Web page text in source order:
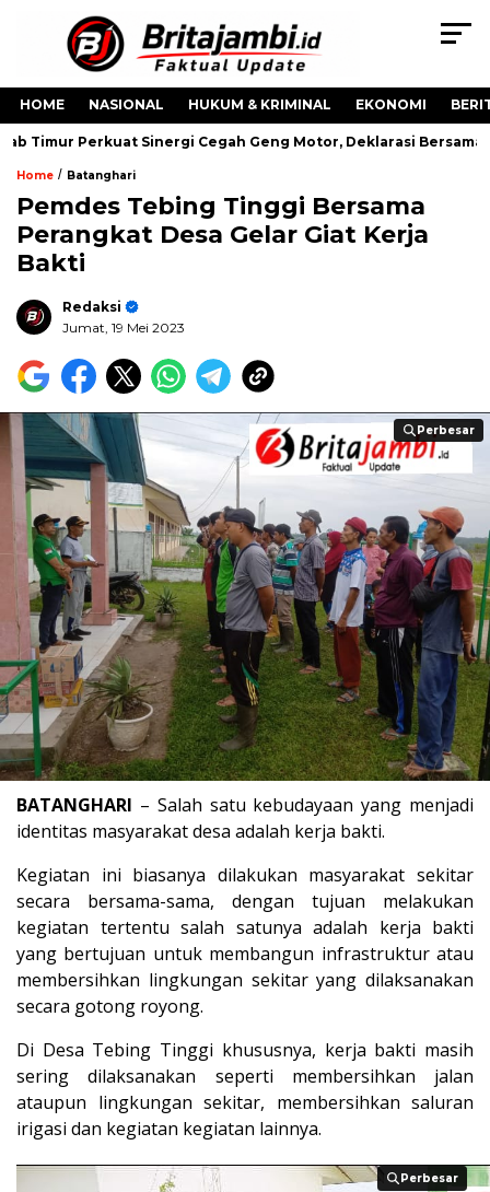
HOME NASIONAL HUKUM & KRIMINAL EKONOMI
Perkuat Sinergi Cegah Geng Motor, Deklarasi Bersama
Home / Batanghari
Pemdes Tebing Tinggi Bersama
Perangkat Desa Gelar Giat Kerja
Bakti
Redaksi
Jumat, 19 Mei 2023
Perbesar
Perbesar
BATANGHARI – Salah satu kebudayaan yang menjadi
identitas masyarakat desa adalah kerja bakti.
Kegiatan ini biasanya dilakukan masyarakat sekitar
secara bersama-sama, dengan tujuan melakukan
kegiatan tertentu salah satunya adalah kerja bakti
yang bertujuan untuk membangun infrastruktur atau
membersihkan lingkungan sekitar yang dilaksanakan
secara gotong royong.
Di Desa Tebing Tinggi khususnya, kerja bakti masih
sering dilaksanakan seperti membersihkan jalan
ataupun lingkungan sekitar, membersihkan saluran
irigasi dan kegiatan kegiatan lainnya.
Perbesar
Perbesar